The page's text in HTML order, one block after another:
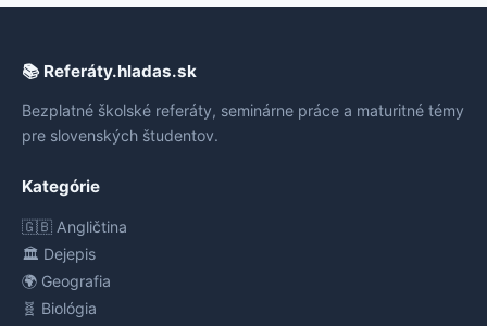
📚 Referáty.hladas.sk
Bezplatné školské referáty, seminárne práce a maturitné témy
pre slovenských študentov.
Kategórie
🇬🇧 Angličtina
🏛️ Dejepis
🌍 Geografia
🧬 Biológia